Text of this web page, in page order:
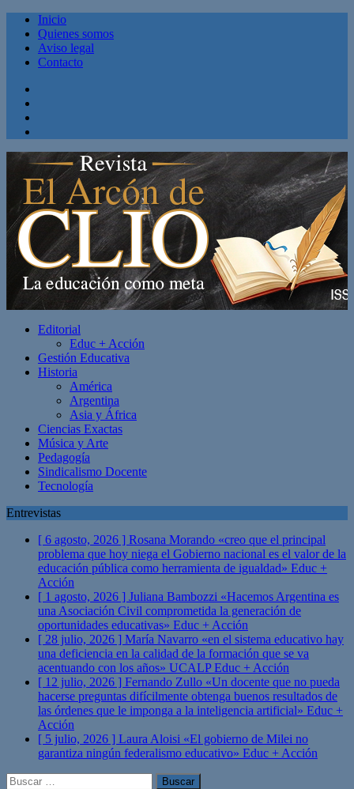
Inicio
Quienes somos
Aviso legal
Contacto
Editorial
Educ + Acción
Gestión Educativa
Historia
América
Argentina
Asia y África
Ciencias Exactas
Música y Arte
Pedagogía
Sindicalismo Docente
Tecnología
Entrevistas
[ 6 agosto, 2026 ] Rosana Morando «creo que el principal
problema que hoy niega el Gobierno nacional es el valor de la
educación pública como herramienta de igualdad» Educ +
Acción
[ 1 agosto, 2026 ] Juliana Bambozzi «Hacemos Argentina es
una Asociación Civil comprometida la generación de
oportunidades educativas» Educ + Acción
[ 28 julio, 2026 ] María Navarro «en el sistema educativo hay
una deficiencia en la calidad de la formación que se va
acentuando con los años» UCALPEduc + Acción
[ 12 julio, 2026 ] Fernando Zullo «Un docente que no pueda
hacerse preguntas difícilmente obtenga buenos resultados de
las órdenes que le imponga a la inteligencia artificial» Educ +
Acción
[ 5 julio, 2026 ] Laura Aloisi «El gobierno de Milei no
garantiza ningún federalismo educativo» Educ + Acción
Buscar: